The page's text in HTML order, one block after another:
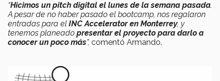
“Hicimos un pitch digital el lunes de la semana pasada.
A pesar de no haber pasado el bootcamp, nos regalaron
entradas para el INC Accelerator en Monterrey, y
tenemos planeado presentar el proyecto para darlo a
conocer un poco más”, comentó Armando.